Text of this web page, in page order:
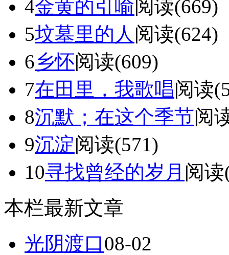
4金黄的引喻阅读(669)
5坟墓里的人 阅读(624)
6乡怀阅读(609)
7在田里，我歌唱阅读
8沉默；在这个季节阅
9沉淀阅读(571)
10寻找曾经的岁月 阅读
本栏最新文章
光阴渡口08-02